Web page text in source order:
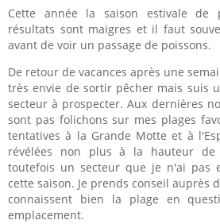
Cette année la saison estivale de
résultats sont maigres et il faut
avant de voir un passage de poissons.
De retour de vacances après une
très envie de sortir pêcher mais suis
secteur à prospecter. Aux dernières
sont pas folichons sur mes plages
tentatives à la Grande Motte et à
révélées non plus à la hauteur
toutefois un secteur que je n'ai pas
cette saison. Je prends conseil auprès
connaissent bien la plage en
emplacement.